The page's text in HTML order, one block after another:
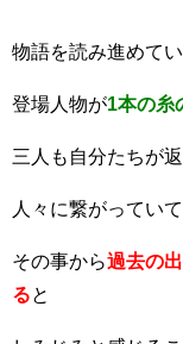
物語を読み進めて
登場人物が1本の糸
三人も自分たちが
人々に繋がってい
その事から過去の
る と